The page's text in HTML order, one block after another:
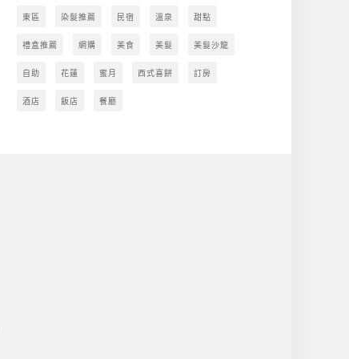
東區 染髮推薦 民宿 溫泉 甜點
禮盒推薦 網購 美食 美髮 美髮沙龍
自助 花蓮 蜜月 西式喜餅 訂房
酒店 飯店 餐廳